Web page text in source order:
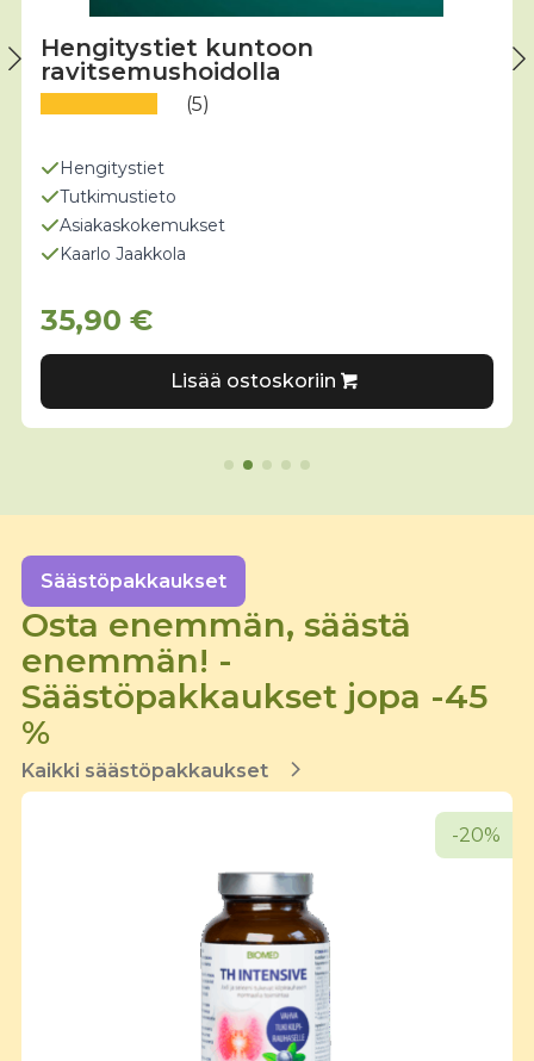
Hengitystiet
Tutkimustieto
Asiakaskokemukset
Kaarlo Jaakkola
35,90€
Hengitystiet kuntoon
ravitsemushoidolla
(5)
Lisää ostoskoriin
Säästöpakkaukset
Osta enemmän, säästä
enemmän! -
Säästöpakkaukset jopa -45
%
Kaikki säästöpakkaukset
-20%